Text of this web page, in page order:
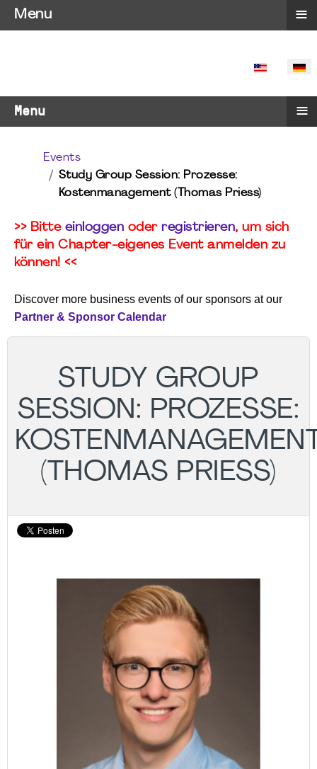
SPRACHE
Menu ≡
Events
Study Group Session: Prozesse:
Kostenmanagement (Thomas Priess)
>> Bitte einloggen oder registrieren, um sich
für ein Chapter-eigenes Event anmelden zu
können! <<
Discover more business events of our sponsors at our
Partner & Sponsor Calendar
STUDY GROUP
SESSION: PROZESSE:
(THOMAS PRIESS)
Menu ≡